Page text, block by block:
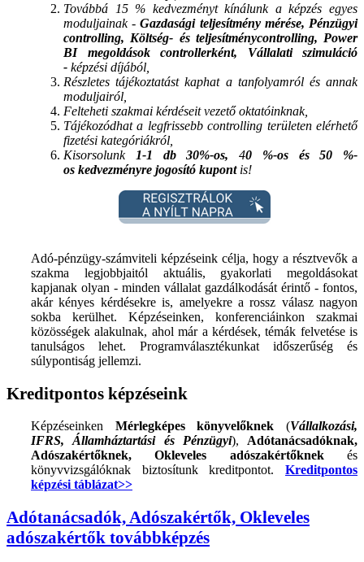
Továbbá 15 % kedvezményt kínálunk a képzés egyes
moduljainak - Gazdasági teljesítmény mérése, Pénzügyi
controlling, Költség- és teljesítménycontrolling, Power
BI megoldások controllerként,
Vállalati szimuláció
- képzési díjából,
Részletes tájékoztatást kaphat a tanfolyamról és annak
moduljairól,
Felteheti szakmai kérdéseit vezető oktatóinknak,
Tájékozódhat a legfrissebb controlling területen elérhető
fizetési kategóriákról,
Kisorsolunk
1-1 db 30%-os, 40 %-os és 50 %-
os kedvezményre jogosító kupontis!
Adó-pénzügy-számviteli képzéseink célja, hogy a résztvevők a
szakma legjobbjaitól aktuális, gyakorlati megoldásokat
kapjanak olyan - minden vállalat gazdálkodását érintő - fontos,
akár kényes kérdésekre is, amelyekre a rossz válasz nagyon
sokba kerülhet. Képzéseinken, konferenciáinkon szakmai
közösségek alakulnak, ahol már a kérdések, témák felvetése is
tanulságos lehet. Programválasztékunkat időszerűség és
súlypontiság jellemzi.
Kreditpontos képzéseink
Képzéseinken Mérlegképes könyvelőknek (Vállalkozási,
IFRS, Államháztartási és Pénzügyi), Adótanácsadóknak,
Adószakértőknek, Okleveles adószakértőknekés
könyvvizsgálóknak biztosítunk kreditpontot. Kreditpontos
képzési táblázat>>
Adótanácsadók, Adószakértők, Okleveles
adószakértők továbbképzés